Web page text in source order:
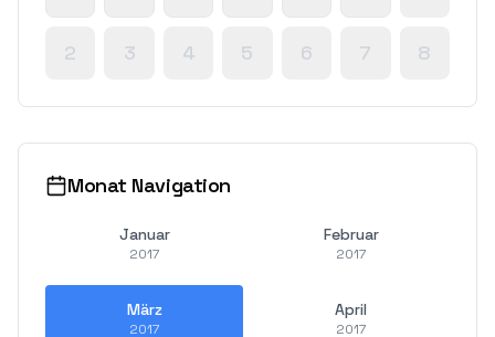
2 3 4 5 6 7 8
Monat Navigation
Januar
2017
Februar
2017
März
2017
April
2017